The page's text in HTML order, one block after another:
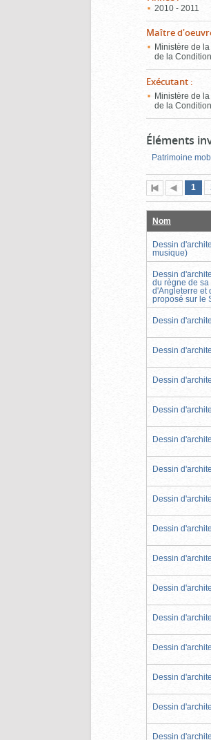
2010 - 2011
Maître
Ministère de
de la
Exécutant :
Ministère de
de la
Éléments
Patrimoine
page
Page
1
Nom
Dessin
musique)
Dessin
du règne de
d'Angleterre et
proposé sur le
Dessin
Dessin
Dessin
Dessin
Dessin
Dessin
Dessin
Dessin
Dessin
Dessin
Dessin
Dessin
Dessin
Dessin
Dessin